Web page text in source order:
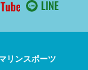
リンスポーツ